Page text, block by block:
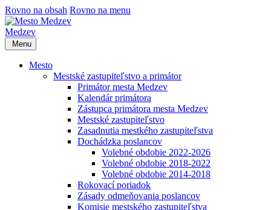
Rovno na obsah Rovno na menu
Medzev
Menu
Mesto
Mestské zastupiteľstvo a primátor
Primátor mesta Medzev
Kalendár primátora
Zástupca primátora mesta Medzev
Mestské zastupiteľstvo
Zasadnutia mestkého zastupiteľstva
Dochádzka poslancov
Volebné obdobie 2022-2026
Volebné obdobie 2018-2022
Volebné obdobie 2014-2018
Rokovací poriadok
Zásady odmeňovania poslancov
Komisie mestského zastupiteľstva